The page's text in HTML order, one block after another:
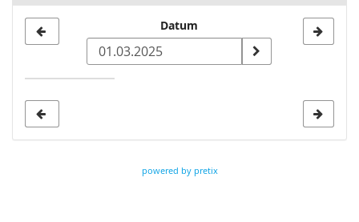
zur
Anzeige
Datum
powered by pretix